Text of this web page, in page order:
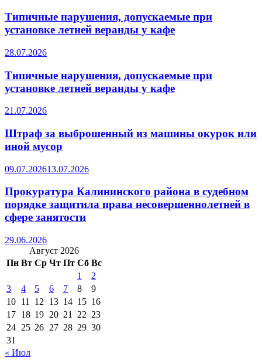
Типичные нарушения, допускаемые при
установке летней веранды у кафе
28.07.2026
Типичные нарушения, допускаемые при
установке летней веранды у кафе
21.07.2026
Штраф за выброшенный из машины окурок или
иной мусор
09.07.202613.07.2026
Прокуратура Калининского района в судебном
порядке защитила права несовершеннолетней в
сфере занятости
29.06.2026
Август 2026
Пн Вт Ср Чт Пт Сб Вс
1
2
3
4 5 6 7 8
9
10 11 12 13 14 15 16
17 18 19 20 21 22 23
24 25 26 27 28 29 30
31
« Июл